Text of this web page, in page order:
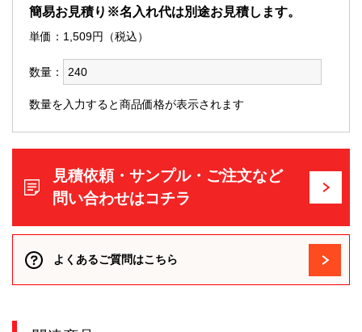
簡易お見積り※名入れ代は別途お見積します。
単価： 1,509円（税込）
数量：
数量を入力すると商品価格が表示されます
見積依頼・サンプル・ご注文など
問い合わせはコチラ
よくあるご質問はこちら